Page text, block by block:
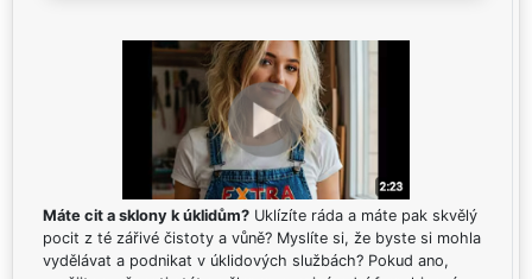
Máte cit a sklony k úklidům? Uklízíte ráda a máte pak skvělý
pocit z té zářivé čistoty a vůně? Myslíte si, že byste si mohla
vydělávat a podnikat v úklidových službách? Pokud ano,